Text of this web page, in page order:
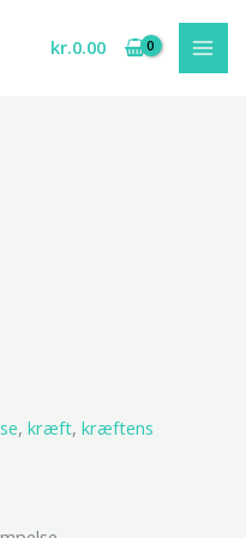
kr.0.00
, kræft, kræftens